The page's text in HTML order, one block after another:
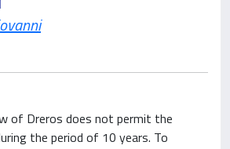
of Dreros does not permit the
the period of 10 years. To